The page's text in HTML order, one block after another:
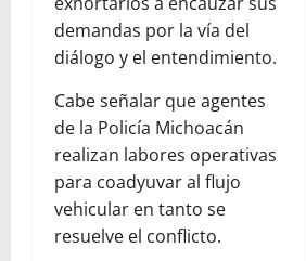
demandas por la vía del
diálogo y el entendimiento.
Cabe señalar que agentes
de la Policía Michoacán
realizan labores operativas
para coadyuvar al flujo
vehicular en tanto se
resuelve el conflicto.